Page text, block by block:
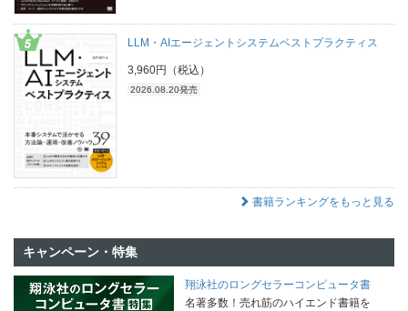
LLM・AIエージェントシステムベストプラクティス
3,960円（税込）
2026.08.20発売
書籍ランキングをもっと見る
キャンペーン・特集
翔泳社のロングセラーコンピュータ書
名著多数！売れ筋のハイエンド書籍を